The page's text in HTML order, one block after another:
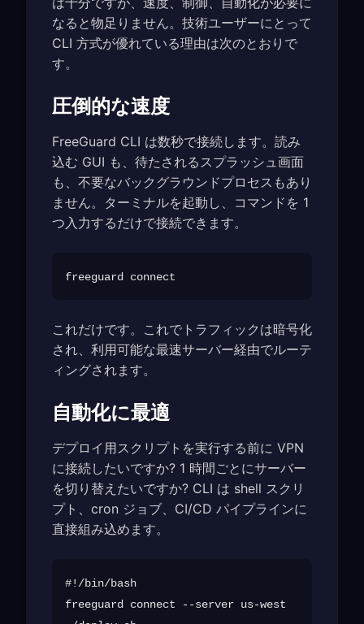
なると物足りません。技術ユーザーにとって
CLI 方式が優れている理由は次のとおりで
す。
圧倒的な速度
FreeGuard CLI は数秒で接続します。読み
込む GUI も、待たされるスプラッシュ画面
も、不要なバックグラウンドプロセスもあり
ません。ターミナルを起動し、コマンドを 1
つ入力するだけで接続できます。
これだけです。これでトラフィックは暗号化
され、利用可能な最速サーバー経由でルーテ
ィングされます。
自動化に最適
デプロイ用スクリプトを実行する前に VPN
に接続したいですか? 1 時間ごとにサーバー
を切り替えたいですか? CLI は shell スクリ
プト、cron ジョブ、CI/CD パイプラインに
直接組み込めます。
#!/bin/bash
freeguard connect --server us-west